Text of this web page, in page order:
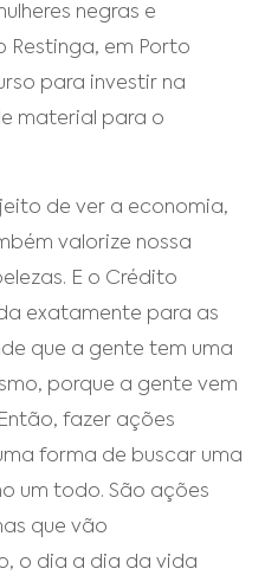
negras e
Restinga, em Porto
para investir na
material para o
de ver a economia,
valorize nossa
E o Crédito
exatamente para as
que a gente tem uma
porque a gente vem
fazer ações
forma de buscar uma
um todo. São ações
que vão
o dia a dia da vida